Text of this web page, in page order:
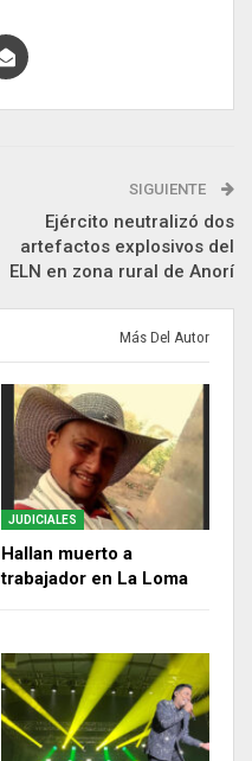
SIGUIENTE
Ejército neutralizó dos
artefactos explosivos del
ELN en zona rural de Anorí
Más Del Autor
JUDICIALES
Hallan muerto a
trabajador en La Loma